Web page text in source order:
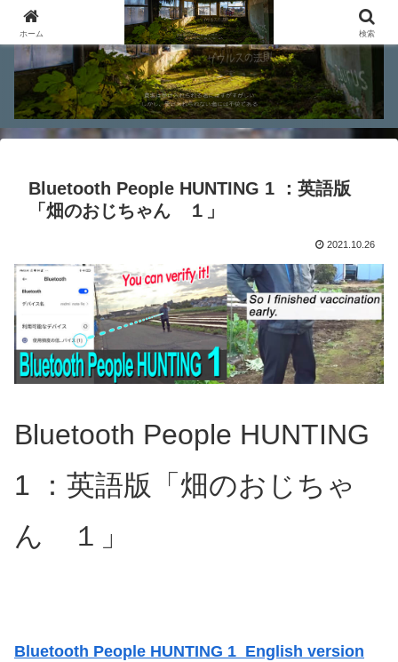
Bluetooth People HUNTING 1 ：英語版
「畑のおじちゃん １」
2021.10.26
Bluetooth People HUNTING
1 ：英語版「畑のおじちゃ
ん １」
Bluetooth People HUNTING 1 English version
ホーム 検索